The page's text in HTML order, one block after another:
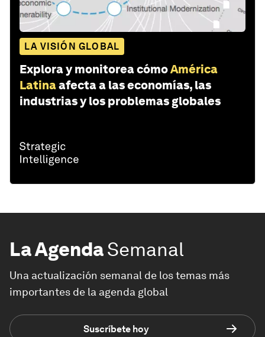
LA VISIÓN GLOBAL
Explora y monitorea cómoAmérica
Latinaafecta a las economías, las
industrias y los problemas globales
La AgendaSemanal
Una actualización semanal de los temas más
importantes de la agenda global
Suscríbete hoy